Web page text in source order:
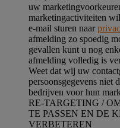
uw
marketingactiviteiten
e-mail sturen naar
afmelding zo spoedig
gevallen kunt u nog
afmelding volledig is
Weet dat wij uw
persoonsgegevens niet
bedrijven voor hun
RE-TARGETING /
TE PASSEN EN DE
VERBETEREN